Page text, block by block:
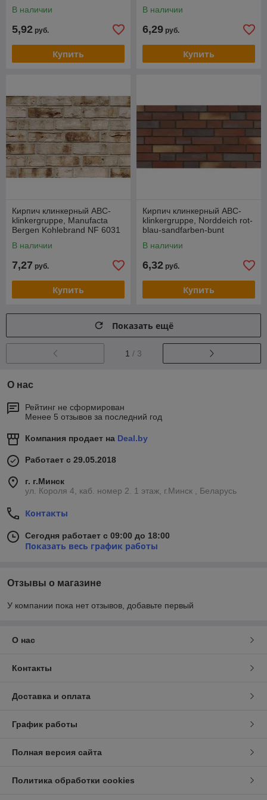
В наличии
5,92 руб.
Купить
В наличии
6,29 руб.
Купить
Кирпич клинкерный ABC-
klinkergruppe, Manufacta
Bergen Kohlebrand NF 6031
В наличии
7,27 руб.
Купить
Кирпич клинкерный ABC-
klinkergruppe, Norddeich rot-
blau-sandfarben-bunt
В наличии
6,32 руб.
Купить
Показать ещё
1 / 3
О нас
Рейтинг не сформирован
Менее 5 отзывов за последний год
Компания продает на Deal.by
Работает с 29.05.2018
г. г.Минск
ул. Короля 4, каб. номер 2. 1 этаж, г.Минск , Беларусь
Контакты
Сегодня работает с 09:00 до 18:00
Показать весь график работы
Отзывы о магазине
У компании пока нет отзывов, добавьте первый
О нас
Контакты
Доставка и оплата
График работы
Полная версия сайта
Политика обработки cookies